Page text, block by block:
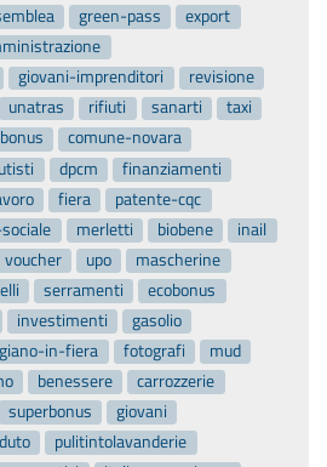
green-pass
export
giovani-imprenditori
revisione
unatras rifiuti sanarti
taxi
bonus
comune-novara
dpcm
finanziamenti
fiera
patente-cqc
merletti biobene
inail
voucher upo
mascherine
serramenti
ecobonus
investimenti
gasolio
in-fiera fotografi
mud
benessere
carrozzerie
superbonus
giovani
pulitintolavanderie